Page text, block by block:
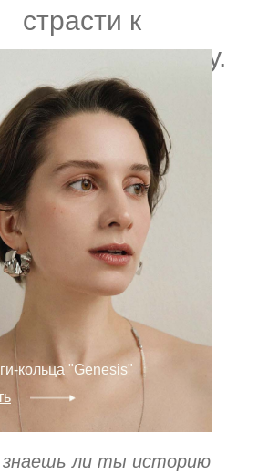
страсти к
знаешь ли ты историю
кольца "Genesis"